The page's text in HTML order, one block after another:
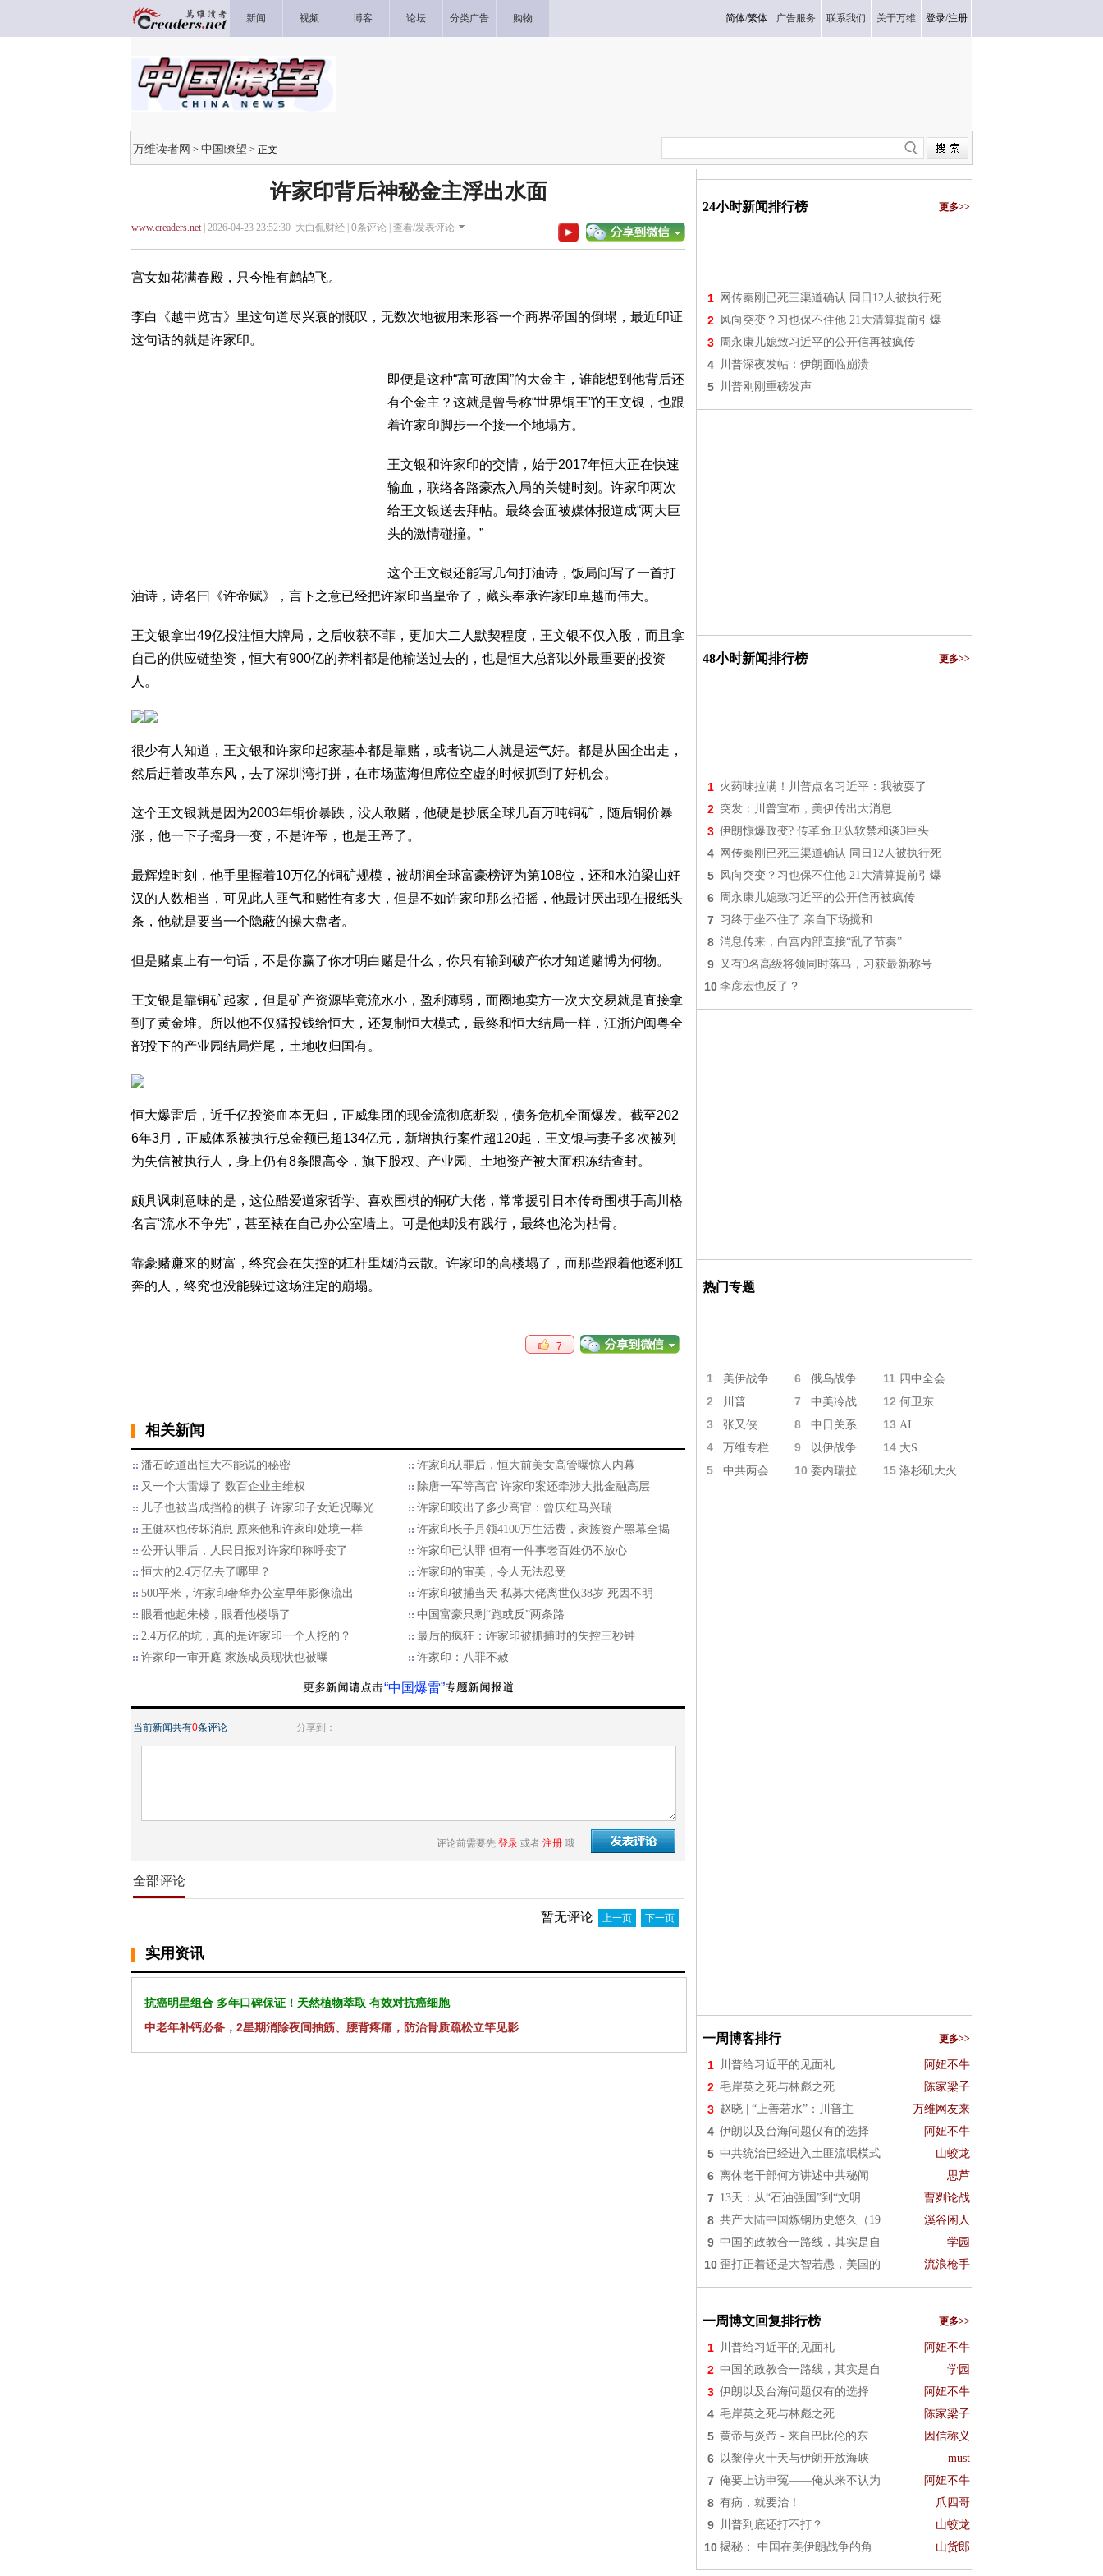
新闻 视频 博客 论坛 分类广告 购物 简体/繁体 广告服务 联系我们 关于万维 登录/注册
万维读者网 > 中国瞭望 > 正文
许家印背后神秘金主浮出水面
www.creaders.net| 2026-04-23 23:52:30 大白侃财经 | 0条评论 | 查看/发表评论
宫女如花满春殿，只今惟有鹧鸪飞。
李白《越中览古》里这句道尽兴衰的慨叹，无数次地被用来形容一个商界帝国的倒塌，最近印证
这句话的就是许家印。
即便是这种“富可敌国”的大金主，谁能想到他背后还
有个金主？这就是曾号称“世界铜王”的王文银，也跟
着许家印脚步一个接一个地塌方。
王文银和许家印的交情，始于2017年恒大正在快速
输血，联络各路豪杰入局的关键时刻。许家印两次
给王文银送去拜帖。最终会面被媒体报道成“两大巨
头的激情碰撞。”
这个王文银还能写几句打油诗，饭局间写了一首打
油诗，诗名曰《许帝赋》，言下之意已经把许家印当皇帝了，藏头奉承许家印卓越而伟大。
王文银拿出49亿投注恒大牌局，之后收获不菲，更加大二人默契程度，王文银不仅入股，而且拿
自己的供应链垫资，恒大有900亿的养料都是他输送过去的，也是恒大总部以外最重要的投资
人。
很少有人知道，王文银和许家印起家基本都是靠赌，或者说二人就是运气好。都是从国企出走，
然后赶着改革东风，去了深圳湾打拼，在市场蓝海但席位空虚的时候抓到了好机会。
这个王文银就是因为2003年铜价暴跌，没人敢赌，他硬是抄底全球几百万吨铜矿，随后铜价暴
涨，他一下子摇身一变，不是许帝，也是王帝了。
最辉煌时刻，他手里握着10万亿的铜矿规模，被胡润全球富豪榜评为第108位，还和水泊梁山好
汉的人数相当，可见此人匪气和赌性有多大，但是不如许家印那么招摇，他最讨厌出现在报纸头
条，他就是要当一个隐蔽的操大盘者。
但是赌桌上有一句话，不是你赢了你才明白赌是什么，你只有输到破产你才知道赌博为何物。
王文银是靠铜矿起家，但是矿产资源毕竟流水小，盈利薄弱，而圈地卖方一次大交易就是直接拿
到了黄金堆。所以他不仅猛投钱给恒大，还复制恒大模式，最终和恒大结局一样，江浙沪闽粤全
部投下的产业园结局烂尾，土地收归国有。
恒大爆雷后，近千亿投资血本无归，正威集团的现金流彻底断裂，债务危机全面爆发。截至202
6年3月，正威体系被执行总金额已超134亿元，新增执行案件超120起，王文银与妻子多次被列
为失信被执行人，身上仍有8条限高令，旗下股权、产业园、土地资产被大面积冻结查封。
颇具讽刺意味的是，这位酷爱道家哲学、喜欢围棋的铜矿大佬，常常援引日本传奇围棋手高川格
名言“流水不争先”，甚至裱在自己办公室墙上。可是他却没有践行，最终也沦为枯骨。
靠豪赌赚来的财富，终究会在失控的杠杆里烟消云散。许家印的高楼塌了，而那些跟着他逐利狂
奔的人，终究也没能躲过这场注定的崩塌。
7
相关新闻
潘石屹道出恒大不能说的秘密
许家印认罪后，恒大前美女高管曝惊人内幕
又一个大雷爆了 数百企业主维权
除唐一军等高官 许家印案还牵涉大批金融高层
儿子也被当成挡枪的棋子 许家印子女近况曝光
许家印咬出了多少高官：曾庆红马兴瑞…
王健林也传坏消息 原来他和许家印处境一样
许家印长子月领4100万生活费，家族资产黑幕全揭
公开认罪后，人民日报对许家印称呼变了
许家印已认罪 但有一件事老百姓仍不放心
恒大的2.4万亿去了哪里？
许家印的审美，令人无法忍受
500平米，许家印奢华办公室早年影像流出
许家印被捕当天 私募大佬离世仅38岁 死因不明
眼看他起朱楼，眼看他楼塌了
中国富豪只剩“跑或反”两条路
2.4万亿的坑，真的是许家印一个人挖的？
最后的疯狂：许家印被抓捕时的失控三秒钟
许家印一审开庭 家族成员现状也被曝
许家印：八罪不赦
“中国爆雷”
当前新闻共有0条评论 分享到：
评论前需要先 登录 或者 注册 哦
全部评论
暂无评论 上一页 下一页
实用资讯
抗癌明星组合 多年口碑保证！天然植物萃取 有效对抗癌细胞
中老年补钙必备，2星期消除夜间抽筋、腰背疼痛，防治骨质疏松立竿见影
24小时新闻排行榜 更多>>
1 网传秦刚已死三渠道确认 同日12人被执行死
2 风向突变？习也保不住他 21大清算提前引爆
3 周永康儿媳致习近平的公开信再被疯传
4 川普深夜发帖：伊朗面临崩溃
5 川普刚刚重磅发声
48小时新闻排行榜 更多>>
1 火药味拉满！川普点名习近平：我被耍了
2 突发：川普宣布，美伊传出大消息
3 伊朗惊爆政变? 传革命卫队软禁和谈3巨头
4 网传秦刚已死三渠道确认 同日12人被执行死
5 风向突变？习也保不住他 21大清算提前引爆
6 周永康儿媳致习近平的公开信再被疯传
7 习终于坐不住了 亲自下场搅和
8 消息传来，白宫内部直接“乱了节奏”
9 又有9名高级将领同时落马，习获最新称号
10 李彦宏也反了？
热门专题
1 美伊战争 6 俄乌战争 11 四中全会
2 川普 7 中美冷战 12 何卫东
3 张又侠 8 中日关系 13 AI
4 万维专栏 9 以伊战争 14 大S
5 中共两会 10 委内瑞拉 15 洛杉矶大火
一周博客排行 更多>>
1 川普给习近平的见面礼 阿妞不牛
2 毛岸英之死与林彪之死 陈家梁子
3 赵晓 | “上善若水”：川普主 万维网友来
4 伊朗以及台海问题仅有的选择 阿妞不牛
5 中共统治已经进入土匪流氓模式 山蛟龙
6 离休老干部何方讲述中共秘闻 思芦
7 13天：从“石油强国”到“文明 曹刿论战
8 共产大陆中国炼钢历史悠久（19 溪谷闲人
9 中国的政教合一路线，其实是自 学园
10 歪打正着还是大智若愚，美国的 流浪枪手
一周博文回复排行榜 更多>>
1 川普给习近平的见面礼 阿妞不牛
2 中国的政教合一路线，其实是自 学园
3 伊朗以及台海问题仅有的选择 阿妞不牛
4 毛岸英之死与林彪之死 陈家梁子
5 黄帝与炎帝 - 来自巴比伦的东 因信称义
6 以黎停火十天与伊朗开放海峡 must
7 俺要上访申冤——俺从来不认为 阿妞不牛
8 有病，就要治！ 爪四哥
9 川普到底还打不打？ 山蛟龙
10 揭秘： 中国在美伊朗战争的角 山货郎